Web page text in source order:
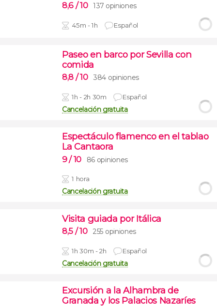
8,6 / 10 137 opiniones
45m - 1h Español
Paseo en barco por Sevilla con
comida
8,8 / 10 384 opiniones
1h - 2h 30m Español
Cancelación gratuita
Espectáculo flamenco en el tablao
La Cantaora
9/ 10 86 opiniones
1 hora
Cancelación gratuita
Visita guiada por Itálica
8,5 / 10 255 opiniones
1h 30m - 2h Español
Cancelación gratuita
Excursión a la Alhambra de
Granada y los Palacios Nazaríes